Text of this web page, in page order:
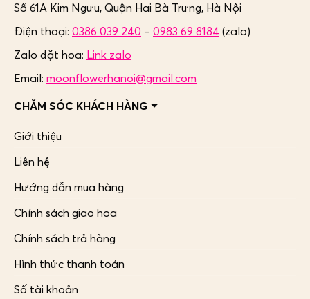
Số 61A Kim Ngưu, Quận Hai Bà Trưng, Hà Nội
Điện thoại: 0386 039 240 – 0983 69 8184 (zalo)
Zalo đặt hoa: Link zalo
Email: moonflowerhanoi@gmail.com
CHĂM SÓC KHÁCH HÀNG
Giới thiệu
Liên hệ
Hướng dẫn mua hàng
Chính sách giao hoa
Chính sách trả hàng
Hình thức thanh toán
Số tài khoản